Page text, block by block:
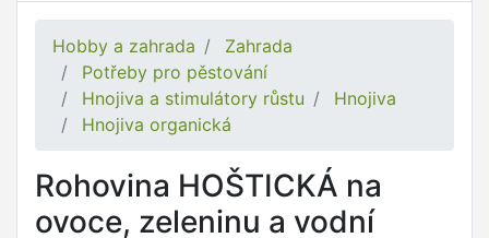
Hobby a zahrada
Zahrada
Potřeby pro pěstování
Hnojiva a stimulátory růstu
Hnojiva
Hnojiva organická
Rohovina HOŠTICKÁ na
ovoce, zeleninu a vodní